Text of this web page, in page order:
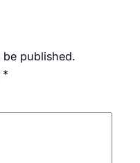
published.
*